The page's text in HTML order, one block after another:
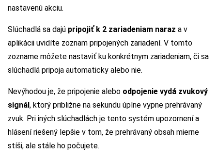
nastavenú akciu.
Slúchadlá sa dajú pripojiť k 2 zariadeniam naraz a v
aplikácii uvidíte zoznam pripojených zariadení. V tomto
zozname môžete nastaviť ku konkrétnym zariadeniam, či sa
slúchadlá pripoja automaticky alebo nie.
Nevýhodou je, že pripojenie alebo odpojenie vydá zvukový
signál, ktorý približne na sekundu úplne vypne prehrávaný
zvuk. Pri iných slúchadlách je tento systém upozornení a
hlásení riešený lepšie v tom, že prehrávaný obsah mierne
stíši, ale stále ho počujete.